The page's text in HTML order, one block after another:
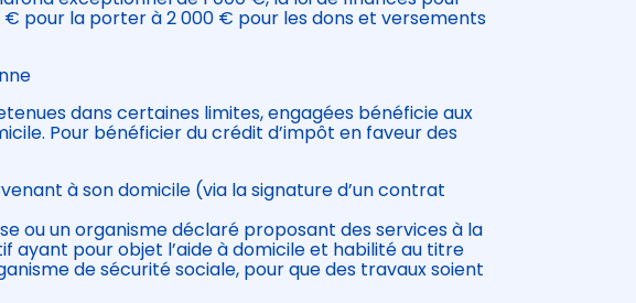
€ pour la porter à 2 000 € pour les dons et versements
dans certaines limites, engagées bénéficie aux
Pour bénéficier du crédit d’impôt en faveur des
à son domicile (via la signature d’un contrat
ou un organisme déclaré proposant des services à la
ayant pour objet l’aide à domicile et habilité au titre
de sécurité sociale, pour que des travaux soient